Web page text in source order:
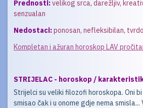
Prednosti:velikog srca, darežljiv,
senzualan
Nedostaci:ponosan, nefleksibilan,
Kompletan i ažuran horoskop LAV
STRIJELAC - horoskop /
Strijelci su veliki filozofi horoskopa. Oni
smisao čak i u onome gdje nema